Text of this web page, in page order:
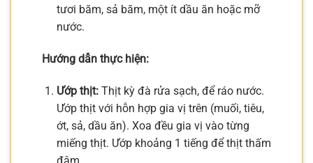
tươi băm, sả băm, một ít dầu ăn hoặc mỡ
nước.
Hướng dẫn thực hiện:
Ướp thịt:Thịt kỳ đà rửa sạch, để ráo nước.
Ướp thịt với hỗn hợp gia vị trên (muối, tiêu,
ớt, sả, dầu ăn). Xoa đều gia vị vào từng
miếng thịt. Ướp khoảng 1 tiếng để thịt thấm